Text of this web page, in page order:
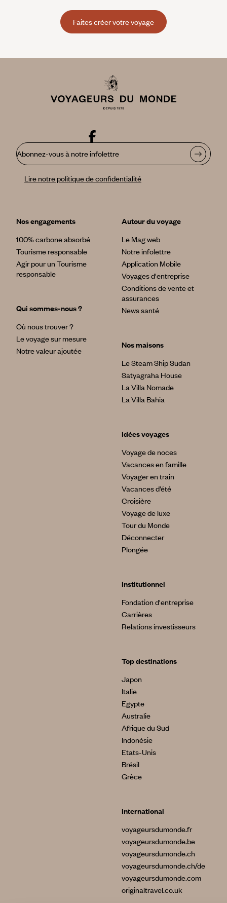
Faites créer votre voyage
Abonnez-vous à notre infolettre
Lire notre politique de confidentialité
Nos engagements
100% carbone absorbé
Tourisme responsable
Agir pour un Tourisme
responsable
Qui sommes-nous ?
Où nous trouver ?
Le voyage sur mesure
Notre valeur ajoutée
Autour du voyage
Le Mag web
Notre infolettre
Application Mobile
Voyages d'entreprise
Conditions de vente et
assurances
News santé
Nos maisons
Le Steam Ship Sudan
Satyagraha House
La Villa Nomade
La Villa Bahia
Idées voyages
Voyage de noces
Vacances en famille
Voyager en train
Vacances d’été
Croisière
Voyage de luxe
Tour du Monde
Déconnecter
Plongée
Institutionnel
Fondation d'entreprise
Carrières
Relations investisseurs
Top destinations
Japon
Italie
Egypte
Australie
Afrique du Sud
Indonésie
Etats-Unis
Brésil
Grèce
International
voyageursdumonde.fr
voyageursdumonde.be
voyageursdumonde.ch
voyageursdumonde.ch/de
voyageursdumonde.com
originaltravel.co.uk